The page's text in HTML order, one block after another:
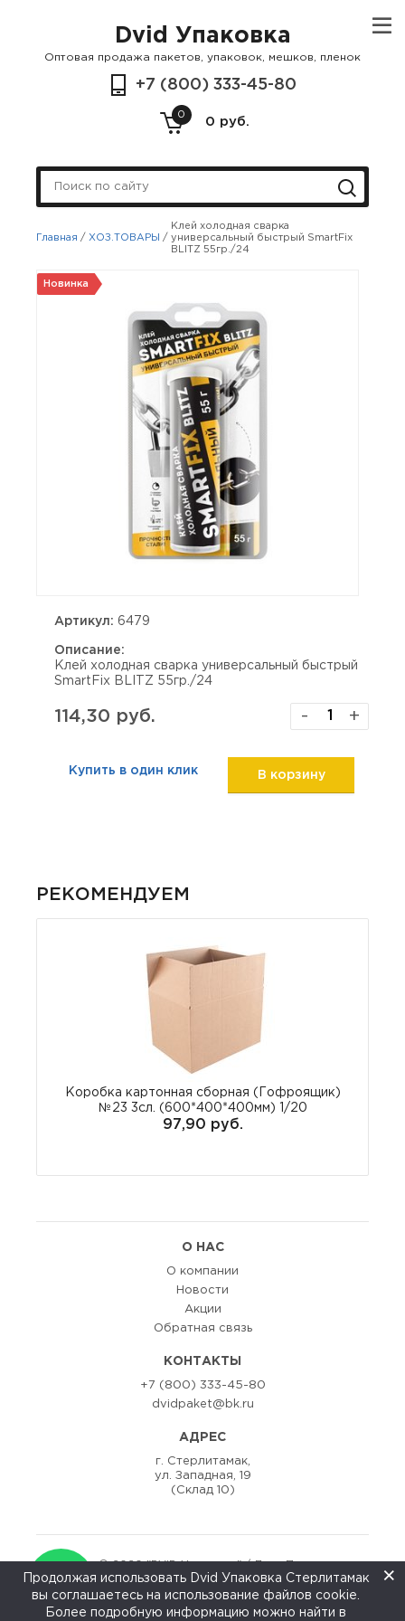
Dvid Упаковка
Оптовая продажа пакетов, упаковок, мешков, пленок
+7 (800) 333-45-80
0
0 руб.
Главная / ХОЗ.ТОВАРЫ /
Клей холодная сварка
универсальный быстрый SmartFix
BLITZ 55гр./24
Новинка
Артикул: 6479
Описание:
Клей холодная сварка универсальный быстрый
SmartFix BLITZ 55гр./24
114,30 руб. - +
Купить в один клик В корзину
РЕКОМЕНДУЕМ
Коробка картонная сборная (Гофроящик)
№23 3сл. (600*400*400мм) 1/20
97,90 руб.
О НАС
О компании
Новости
Акции
Обратная связь
КОНТАКТЫ
+7 (800) 333-45-80
dvidpaket@bk.ru
АДРЕС
г. Стерлитамак,
ул. Западная, 19
(Склад 10)
© 2020 "DViD Упаковка" / Двид Пак
Продолжая использовать Dvid Упаковка Стерлитамак
вы соглашаетесь на использование файлов cookie.
Более подробную информацию можно найти в
×